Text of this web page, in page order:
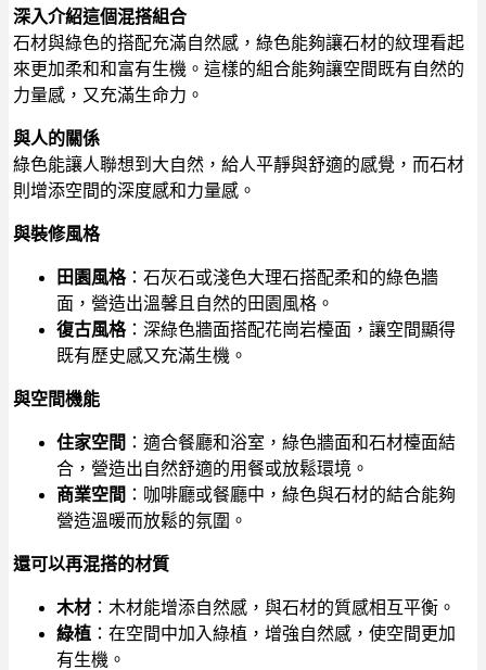
深入介紹這個混搭組合
石材與綠色的搭配充滿自然感，綠色能夠讓石材的紋理看起
來更加柔和和富有生機。這樣的組合能夠讓空間既有自然的
力量感，又充滿生命力。
與人的關係
綠色能讓人聯想到大自然，給人平靜與舒適的感覺，而石材
則增添空間的深度感和力量感。
與裝修風格
田園風格：石灰石或淺色大理石搭配柔和的綠色牆
面，營造出溫馨且自然的田園風格。
復古風格：深綠色牆面搭配花崗岩檯面，讓空間顯得
既有歷史感又充滿生機。
與空間機能
住家空間 ：適合餐廳和浴室，綠色牆面和石材檯面結
合，營造出自然舒適的用餐或放鬆環境。
商業空間 ：咖啡廳或餐廳中，綠色與石材的結合能夠
營造溫暖而放鬆的氛圍。
還可以再混搭的材質
木材 ：木材能增添自然感，與石材的質感相互平衡。
綠植 ：在空間中加入綠植，增強自然感，使空間更加
有生機。